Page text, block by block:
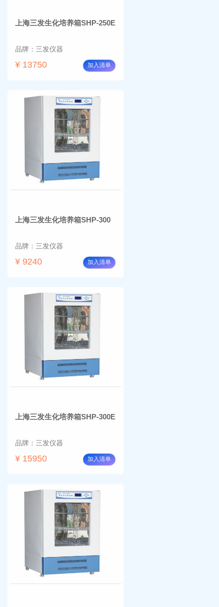
上海三发生化培养箱SHP-250E
品牌：三发仪器
¥ 13750 加入清单
上海三发生化培养箱SHP-300
品牌：三发仪器
¥ 9240 加入清单
上海三发生化培养箱SHP-300E
品牌：三发仪器
¥ 15950 加入清单